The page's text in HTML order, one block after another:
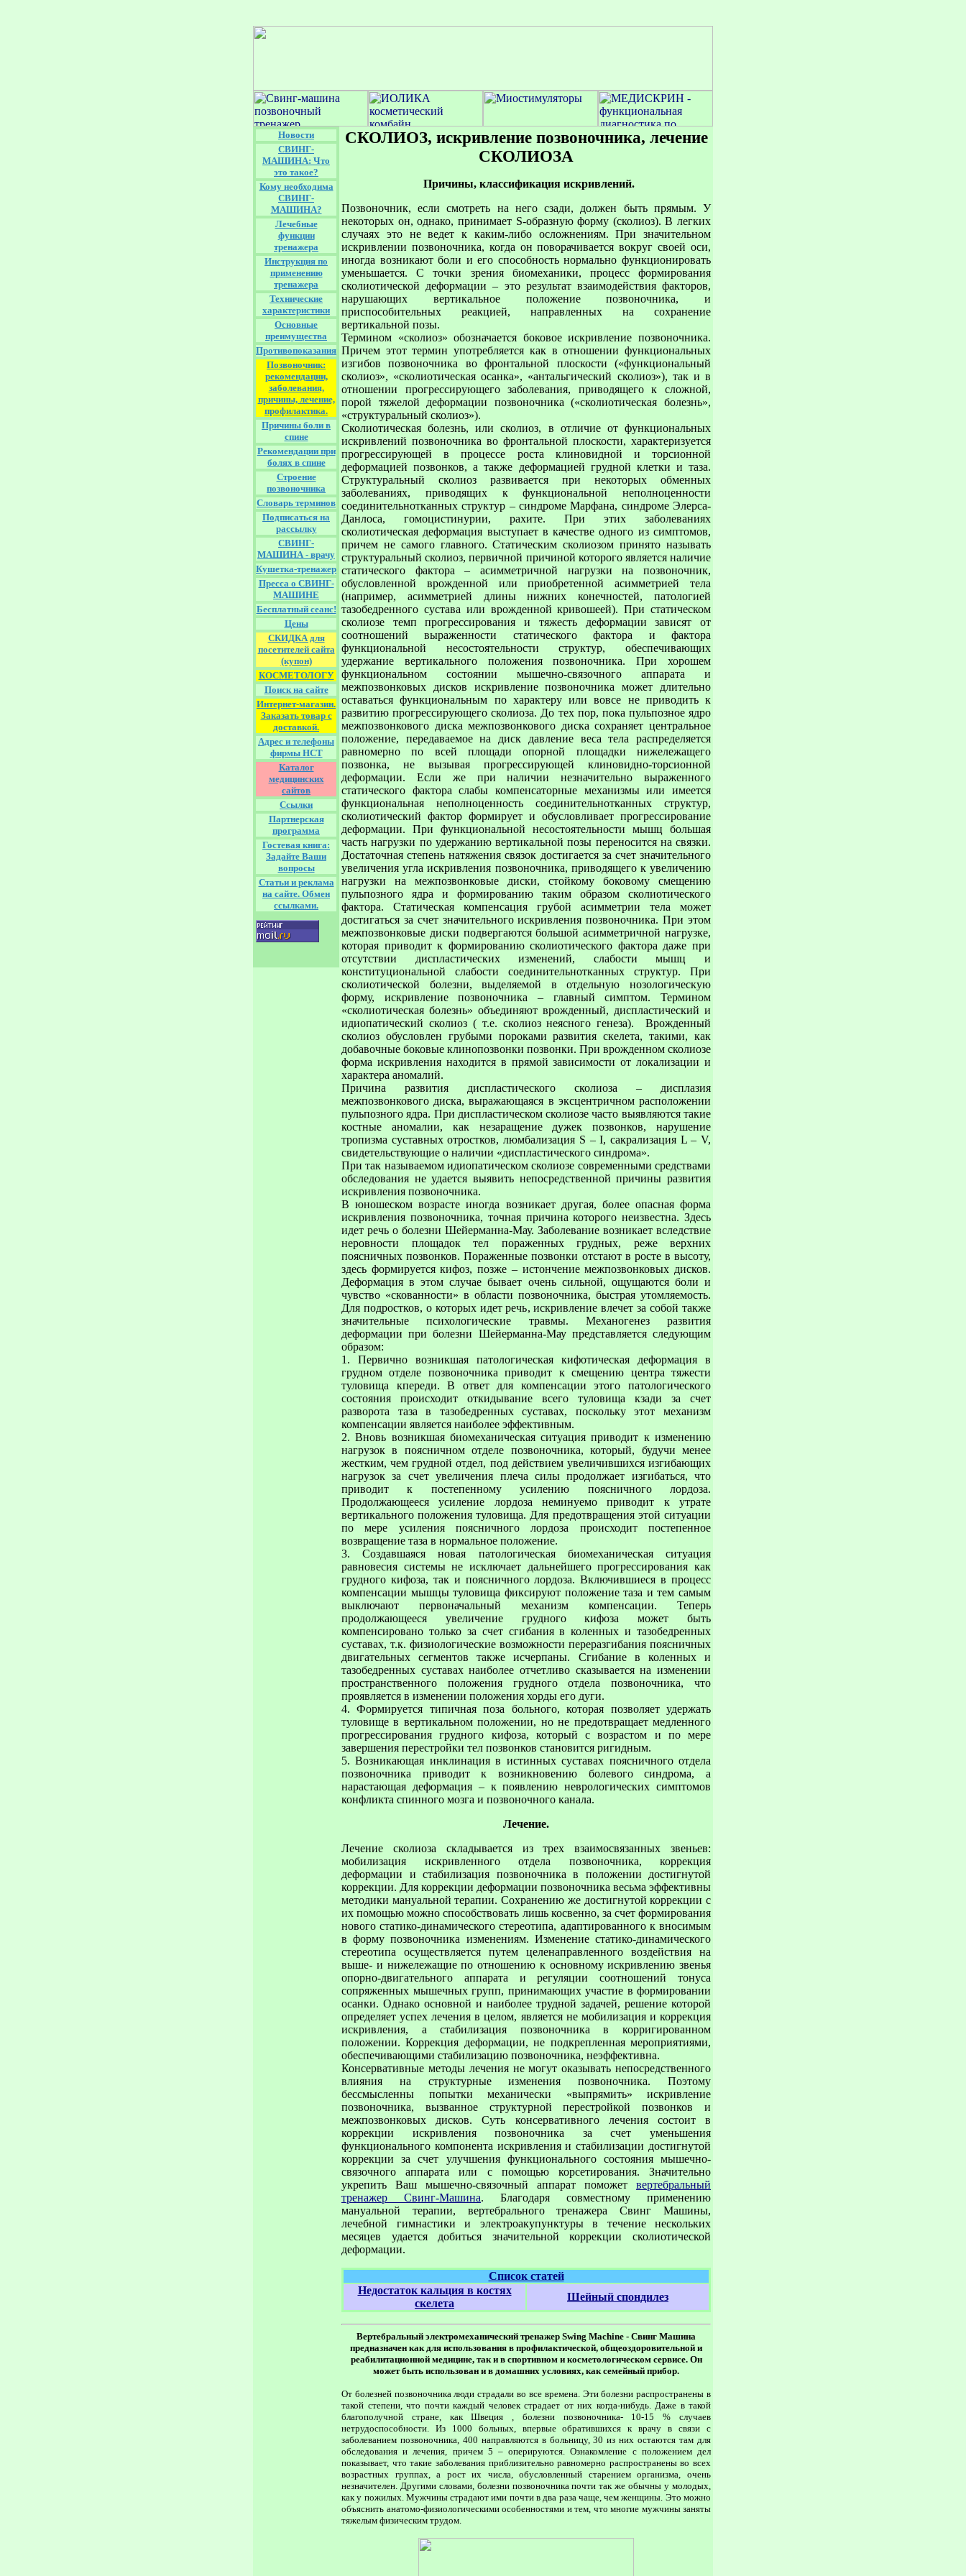
Новости
СВИНГ-
МАШИНА: Что
это такое?
Кому необходима
СВИНГ-
МАШИНА?
Лечебные
функции
тренажера
Инструкция по
применению
тренажера
Технические
характеристики
Основные
преимущества
Противопоказания
Позвоночник:
рекомендации,
заболевания,
причины, лечение,
профилактика.
Причины боли в
спине
Рекомендации при
болях в спине
Строение
позвоночника
Словарь терминов
Подписаться на
рассылку
СВИНГ-
МАШИНА - врачу
Кушетка-тренажер
Пресса о СВИНГ-
МАШИНЕ
Бесплатный сеанс!
Цены
СКИДКА для
посетителей сайта
(купон)
КОСМЕТОЛОГУ
Поиск на сайте
Интернет-магазин.
Заказать товар с
доставкой.
Адрес и телефоны
фирмы НСТ
Каталог
медицинских
сайтов
Ссылки
Партнерская
программа
Гостевая книга:
Задайте Ваши
вопросы
Статьи и реклама
на сайте. Обмен
ссылками.
СКОЛИОЗ, искривление позвоночника, лечение
СКОЛИОЗА
Причины, классификация искривлений.
Позвоночник, если смотреть на него сзади, должен быть прямым. У
некоторых он, однако, принимает S-образную форму (сколиоз). В легких
случаях это не ведет к каким-либо осложнениям. При значительном
искривлении позвоночника, когда он поворачивается вокруг своей оси,
иногда возникают боли и его способность нормально функционировать
уменьшается. С точки зрения биомеханики, процесс формирования
сколиотической деформации – это результат взаимодействия факторов,
нарушающих вертикальное положение позвоночника, и
приспособительных реакцией, направленных на сохранение
вертикальной позы.
Термином «сколиоз» обозначается боковое искривление позвоночника.
Причем этот термин употребляется как в отношении функциональных
изгибов позвоночника во фронтальной плоскости («функциональный
сколиоз», «сколиотическая осанка», «антальгический сколиоз»), так и в
отношении прогрессирующего заболевания, приводящего к сложной,
порой тяжелой деформации позвоночника («сколиотическая болезнь»,
«структуральный сколиоз»).
Сколиотическая болезнь, или сколиоз, в отличие от функциональных
искривлений позвоночника во фронтальной плоскости, характеризуется
прогрессирующей в процессе роста клиновидной и торсионной
деформацией позвонков, а также деформацией грудной клетки и таза.
Структуральный сколиоз развивается при некоторых обменных
заболеваниях, приводящих к функциональной неполноценности
соединительнотканных структур – синдроме Марфана, синдроме Элерса-
Данлоса, гомоцистинурии, рахите. При этих заболеваниях
сколиотическая деформация выступает в качестве одного из симптомов,
причем не самого главного. Статическим сколиозом принято называть
структуральный сколиоз, первичной причиной которого является наличие
статического фактора – асимметричной нагрузки на позвоночник,
обусловленной врожденной или приобретенной асимметрией тела
(например, асимметрией длины нижних конечностей, патологией
тазобедренного сустава или врожденной кривошеей). При статическом
сколиозе темп прогрессирования и тяжесть деформации зависят от
соотношений выраженности статического фактора и фактора
функциональной несостоятельности структур, обеспечивающих
удержание вертикального положения позвоночника. При хорошем
функциональном состоянии мышечно-связочного аппарата и
межпозвонковых дисков искривление позвоночника может длительно
оставаться функциональным по характеру или вовсе не приводить к
развитию прогрессирующего сколиоза. До тех пор, пока пульпозное ядро
межпозвонкового диска межпозвонкового диска сохраняет центральное
положение, передаваемое на диск давление веса тела распределяется
равномерно по всей площади опорной площадки нижележащего
позвонка, не вызывая прогрессирующей клиновидно-торсионной
деформации. Если же при наличии незначительно выраженного
статического фактора слабы компенсаторные механизмы или имеется
функциональная неполноценность соединительнотканных структур,
сколиотический фактор формирует и обусловливает прогрессирование
деформации. При функциональной несостоятельности мышц большая
часть нагрузки по удержанию вертикальной позы переносится на связки.
Достаточная степень натяжения связок достигается за счет значительного
увеличения угла искривления позвоночника, приводящего к увеличению
нагрузки на межпозвонковые диски, стойкому боковому смещению
пульпозного ядра и формированию таким образом сколиотического
фактора. Статическая компенсация грубой асимметрии тела может
достигаться за счет значительного искривления позвоночника. При этом
межпозвонковые диски подвергаются большой асимметричной нагрузке,
которая приводит к формированию сколиотического фактора даже при
отсутствии диспластических изменений, слабости мышц и
конституциональной слабости соединительнотканных структур. При
сколиотической болезни, выделяемой в отдельную нозологическую
форму, искривление позвоночника – главный симптом. Термином
«сколиотическая болезнь» объединяют врожденный, диспластический и
идиопатический сколиоз ( т.е. сколиоз неясного генеза). Врожденный
сколиоз обусловлен грубыми пороками развития скелета, такими, как
добавочные боковые клинопозвонки позвонки. При врожденном сколиозе
форма искривления находится в прямой зависимости от локализации и
характера аномалий.
Причина развития диспластического сколиоза – дисплазия
межпозвонкового диска, выражающаяся в эксцентричном расположении
пульпозного ядра. При диспластическом сколиозе часто выявляются такие
костные аномалии, как незаращение дужек позвонков, нарушение
тропизма суставных отростков, люмбализация S – I, сакрализация L – V,
свидетельствующие о наличии «диспластического синдрома».
При так называемом идиопатическом сколиозе современными средствами
обследования не удается выявить непосредственной причины развития
искривления позвоночника.
В юношеском возрасте иногда возникает другая, более опасная форма
искривления позвоночника, точная причина которого неизвестна. Здесь
идет речь о болезни Шейерманна-Мау. Заболевание возникает вследствие
неровности площадок тел пораженных грудных, реже верхних
поясничных позвонков. Пораженные позвонки отстают в росте в высоту,
здесь формируется кифоз, позже – истончение межпозвонковых дисков.
Деформация в этом случае бывает очень сильной, ощущаются боли и
чувство «скованности» в области позвоночника, быстрая утомляемость.
Для подростков, о которых идет речь, искривление влечет за собой также
значительные психологические травмы. Механогенез развития
деформации при болезни Шейерманна-Мау представляется следующим
образом:
1. Первично возникшая патологическая кифотическая деформация в
грудном отделе позвоночника приводит к смещению центра тяжести
туловища кпереди. В ответ для компенсации этого патологического
состояния происходит откидывание всего туловища кзади за счет
разворота таза в тазобедренных суставах, поскольку этот механизм
компенсации является наиболее эффективным.
2. Вновь возникшая биомеханическая ситуация приводит к изменению
нагрузок в поясничном отделе позвоночника, который, будучи менее
жестким, чем грудной отдел, под действием увеличившихся изгибающих
нагрузок за счет увеличения плеча силы продолжает изгибаться, что
приводит к постепенному усилению поясничного лордоза.
Продолжающееся усиление лордоза неминуемо приводит к утрате
вертикального положения туловища. Для предотвращения этой ситуации
по мере усиления поясничного лордоза происходит постепенное
возвращение таза в нормальное положение.
3. Создавшаяся новая патологическая биомеханическая ситуация
равновесия системы не исключает дальнейшего прогрессирования как
грудного кифоза, так и поясничного лордоза. Включившиеся в процесс
компенсации мышцы туловища фиксируют положение таза и тем самым
выключают первоначальный механизм компенсации. Теперь
продолжающееся увеличение грудного кифоза может быть
компенсировано только за счет сгибания в коленных и тазобедренных
суставах, т.к. физиологические возможности переразгибания поясничных
двигательных сегментов также исчерпаны. Сгибание в коленных и
тазобедренных суставах наиболее отчетливо сказывается на изменении
пространственного положения грудного отдела позвоночника, что
проявляется в изменении положения хорды его дуги.
4. Формируется типичная поза больного, которая позволяет удержать
туловище в вертикальном положении, но не предотвращает медленного
прогрессирования грудного кифоза, который с возрастом и по мере
завершения перестройки тел позвонков становится ригидным.
5. Возникающая инклинация в истинных суставах поясничного отдела
позвоночника приводит к возникновению болевого синдрома, а
нарастающая деформация – к появлению неврологических симптомов
конфликта спинного мозга и позвоночного канала.
Лечение.
Лечение сколиоза складывается из трех взаимосвязанных звеньев:
мобилизация искривленного отдела позвоночника, коррекция
деформации и стабилизация позвоночника в положении достигнутой
коррекции. Для коррекции деформации позвоночника весьма эффективны
методики мануальной терапии. Сохранению же достигнутой коррекции с
их помощью можно способствовать лишь косвенно, за счет формирования
нового статико-динамического стереотипа, адаптированного к вносимым
в форму позвоночника изменениям. Изменение статико-динамического
стереотипа осуществляется путем целенаправленного воздействия на
выше- и нижележащие по отношению к основному искривлению звенья
опорно-двигательного аппарата и регуляции соотношений тонуса
сопряженных мышечных групп, принимающих участие в формировании
осанки. Однако основной и наиболее трудной задачей, решение которой
определяет успех лечения в целом, является не мобилизация и коррекция
искривления, а стабилизация позвоночника в корригированном
положении. Коррекция деформации, не подкрепленная мероприятиями,
обеспечивающими стабилизацию позвоночника, неэффективна.
Консервативные методы лечения не могут оказывать непосредственного
влияния на структурные изменения позвоночника. Поэтому
бессмысленны попытки механически «выпрямить» искривление
позвоночника, вызванное структурной перестройкой позвонков и
межпозвонковых дисков. Суть консервативного лечения состоит в
коррекции искривления позвоночника за счет уменьшения
функционального компонента искривления и стабилизации достигнутой
коррекции за счет улучшения функционального состояния мышечно-
связочного аппарата или с помощью корсетирования. Значительно
укрепить Ваш мышечно-связочный аппарат поможет вертебральный
тренажер Свинг-Машина. Благодаря совместному применению
мануальной терапии, вертебрального тренажера Свинг Машины,
лечебной гимнастики и электроакупунктуры в течение нескольких
месяцев удается добиться значительной коррекции сколиотической
деформации.
Список статей
Недостаток кальция в костях
скелета
Шейный спондилез
Вертебральный электромеханический тренажер Swing Machine - Свинг Машина
предназначен как для использования в профилактической, общеоздоровительной и
реабилитационной медицине, так и в спортивном и косметологическом сервисе. Он
может быть использован и в домашних условиях, как семейный прибор.
От болезней позвоночника люди страдали во все времена. Эти болезни распространены в
такой степени, что почти каждый человек страдает от них когда-нибудь. Даже в такой
благополучной стране, как Швеция , болезни позвоночника- 10-15 % случаев
нетрудоспособности. Из 1000 больных, впервые обратившихся к врачу в связи с
заболеванием позвоночника, 400 направляются в больницу, 30 из них остаются там для
обследования и лечения, причем 5 – оперируются. Ознакомление с положением дел
показывает, что такие заболевания приблизительно равномерно распространены во всех
возрастных группах, а рост их числа, обусловленный старением организма, очень
незначителен. Другими словами, болезни позвоночника почти так же обычны у молодых,
как у пожилых. Мужчины страдают ими почти в два раза чаще, чем женщины. Это можно
объяснить анатомо-физиологическими особенностями и тем, что многие мужчины заняты
тяжелым физическим трудом.